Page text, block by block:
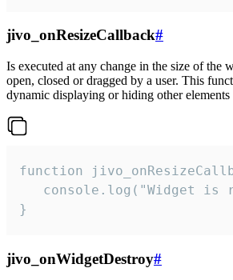
jivo_onResizeCallback#
Is executed at any change in the size of the
open, closed or dragged by a user. This
dynamic displaying or hiding other elements
function
console.log("Widget is
}
jivo_onWidgetDestroy#